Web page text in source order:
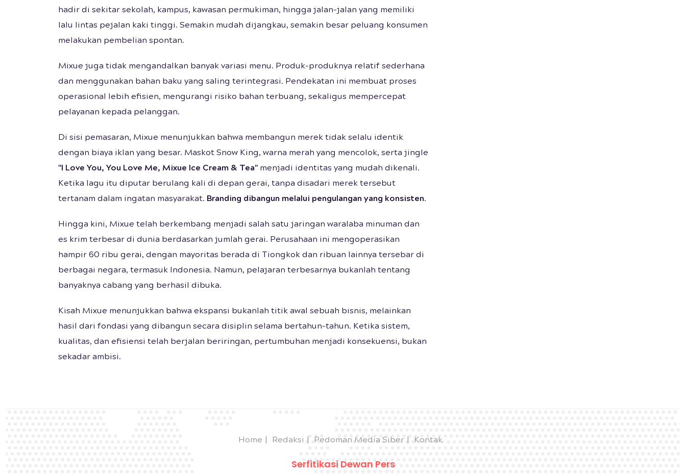
hadir di sekitar sekolah, kampus, kawasan permukiman, hingga jalan-jalan yang memiliki
lalu lintas pejalan kaki tinggi. Semakin mudah dijangkau, semakin besar peluang konsumen
melakukan pembelian spontan.
Mixue juga tidak mengandalkan banyak variasi menu. Produk-produknya relatif sederhana
dan menggunakan bahan baku yang saling terintegrasi. Pendekatan ini membuat proses
operasional lebih efisien, mengurangi risiko bahan terbuang, sekaligus mempercepat
pelayanan kepada pelanggan.
Di sisi pemasaran, Mixue menunjukkan bahwa membangun merek tidak selalu identik
dengan biaya iklan yang besar. Maskot Snow King, warna merah yang mencolok, serta jingle
"I Love You, You Love Me, Mixue Ice Cream & Tea" menjadi identitas yang mudah dikenali.
Ketika lagu itu diputar berulang kali di depan gerai, tanpa disadari merek tersebut
tertanam dalam ingatan masyarakat. Branding dibangun melalui pengulangan yang konsisten.
Hingga kini, Mixue telah berkembang menjadi salah satu jaringan waralaba minuman dan
es krim terbesar di dunia berdasarkan jumlah gerai. Perusahaan ini mengoperasikan
hampir 60 ribu gerai, dengan mayoritas berada di Tiongkok dan ribuan lainnya tersebar di
berbagai negara, termasuk Indonesia. Namun, pelajaran terbesarnya bukanlah tentang
banyaknya cabang yang berhasil dibuka.
Kisah Mixue menunjukkan bahwa ekspansi bukanlah titik awal sebuah bisnis, melainkan
hasil dari fondasi yang dibangun secara disiplin selama bertahun-tahun. Ketika sistem,
kualitas, dan efisiensi telah berjalan beriringan, pertumbuhan menjadi konsekuensi, bukan
sekadar ambisi.
Home Redaksi Pedoman Media Siber Kontak
Serfitikasi Dewan Pers